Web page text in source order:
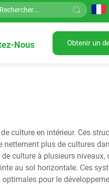
Nous Obtenir un
culture en intérieur. Ces
nettement plus de cultures
culture à plusieurs niveaux,
au sol horizontale. Ces
pour le